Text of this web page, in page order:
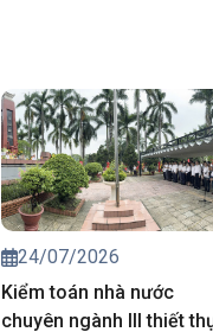
24/07/2026
Kiểm toán nhà nước
chuyên ngành III thiết